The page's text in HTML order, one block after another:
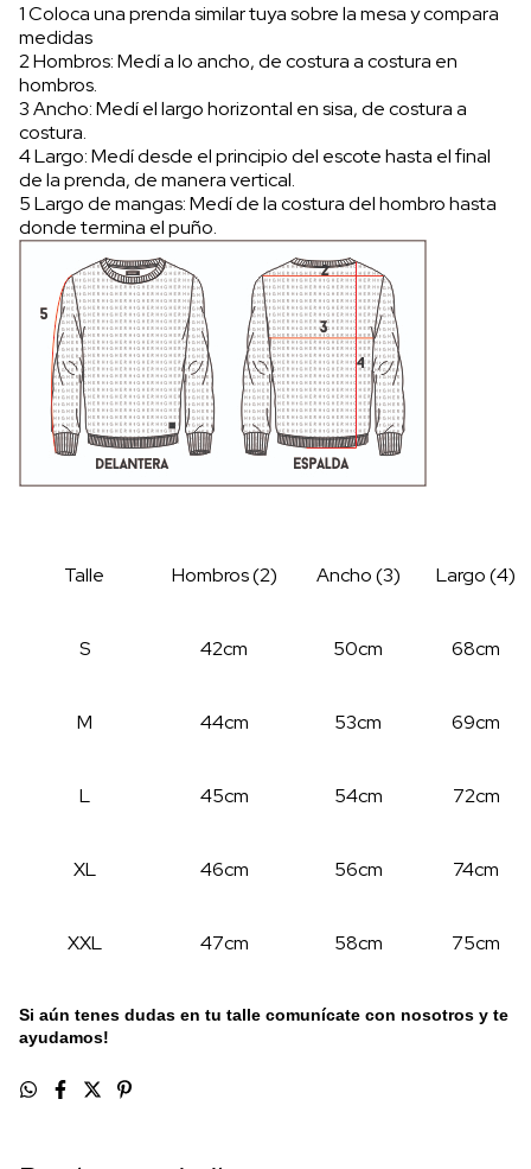
1 Coloca una prenda similar tuya sobre la mesa y compara
medidas
2 Hombros: Medí a lo ancho, de costura a costura en
hombros.
3 Ancho: Medí el largo horizontal en sisa, de costura a
costura.
4 Largo: Medí desde el principio del escote hasta el final
de la prenda, de manera vertical.
5 Largo de mangas: Medí de la costura del hombro hasta
donde termina el puño.
Talle Hombros (2) Ancho (3) Largo (4)
S 42cm 50cm 68cm
M 44cm 53cm 69cm
L 45cm 54cm 72cm
XL 46cm 56cm 74cm
XXL 47cm 58cm 75cm
Si aún tenes dudas en tu talle comunícate con nosotros y te
ayudamos!